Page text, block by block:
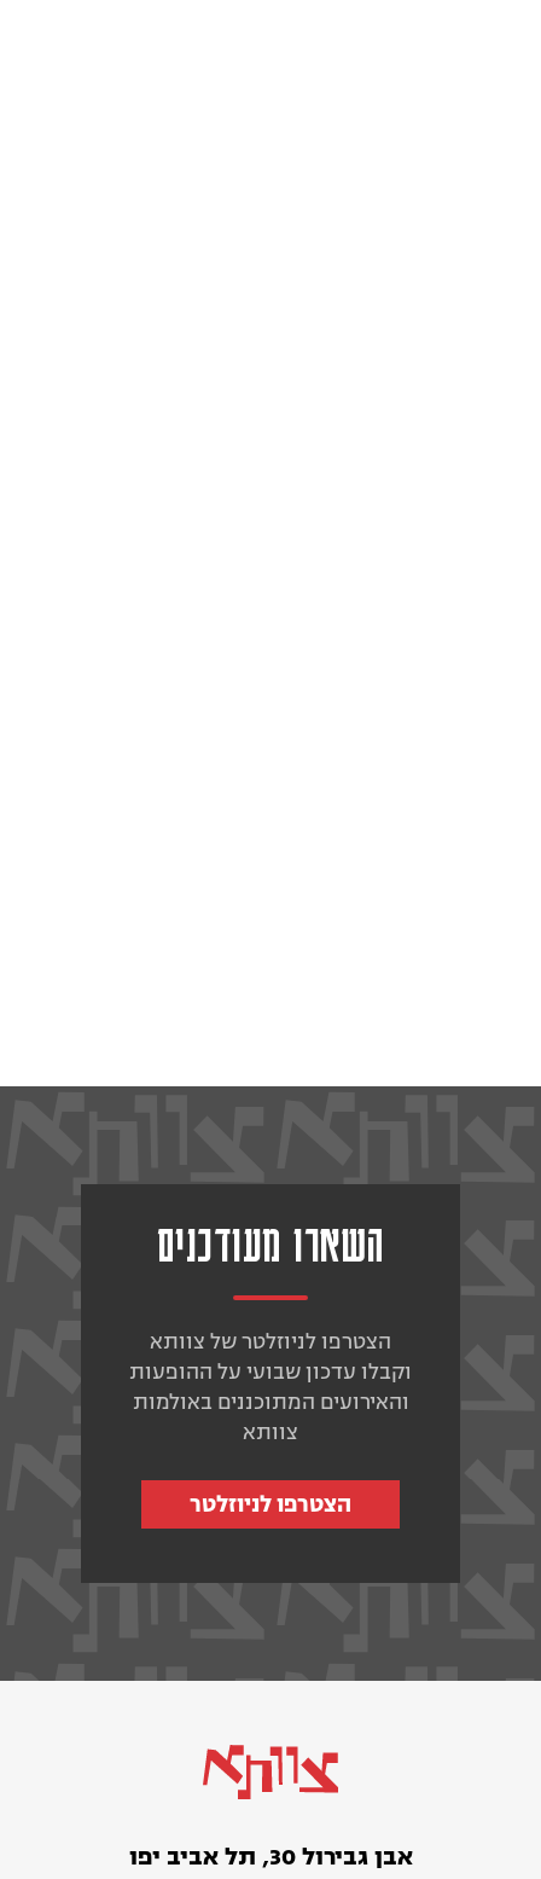
השארו מעודכנים
הצטרפו לניוזלטר של צוותא
וקבלו עדכון שבועי על ההופעות
והאירועים המתוכננים באולמות
צוותא
הצטרפו לניוזלטר
אבן גבירול 30, תל אביב יפו